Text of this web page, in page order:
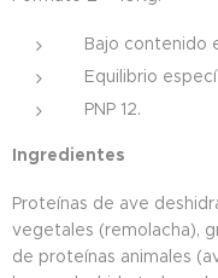
Bajo contenido
Equilibrio
PNP 12.
Ingredientes
Proteínas de ave
vegetales (remolacha),
de proteínas animales